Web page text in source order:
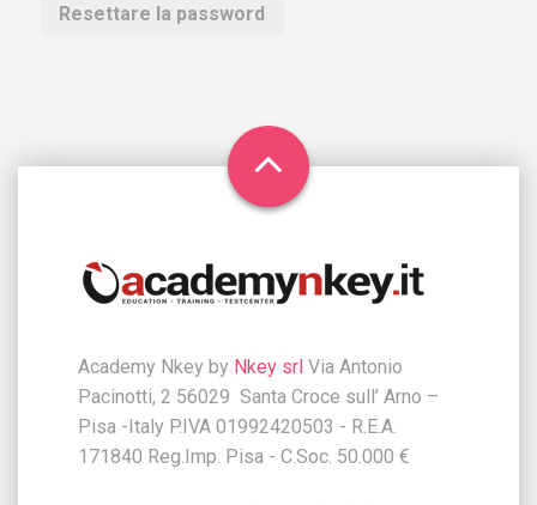
Resettare la password
Academy Nkey by Nkey srl Via Antonio
Pacinotti, 2 56029 Santa Croce sull’ Arno –
Pisa -Italy P.IVA 01992420503 - R.E.A.
171840 Reg.Imp. Pisa - C.Soc. 50.000 €